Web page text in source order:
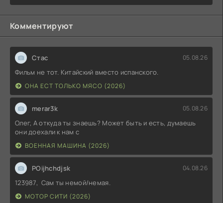
Комментируют
Стас 05.08.26
Фильм не тот. Китайский вместо испанского.
ОНА ЕСТ ТОЛЬКО МЯСО (2026)
merar3k 05.08.26
Олег, А откуда ты знаешь? Может быть и есть, думаешь
они доехали к нам с
ВОЕННАЯ МАШИНА (2026)
POijhchdjsk 04.08.26
123987, Сам ты немой/немая.
МОТОР СИТИ (2026)